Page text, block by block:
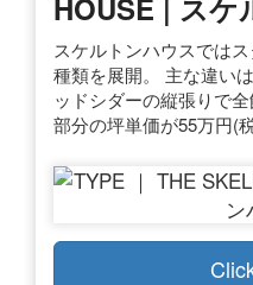
スケルトンハウスでは
種類を展開。 主な違い
ッドシダーの縦張りで
部分の坪単価が55万円(税